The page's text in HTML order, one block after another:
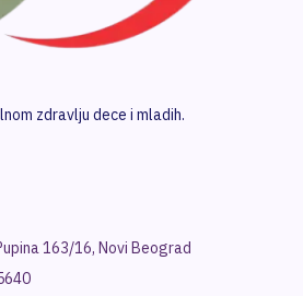
zdravlju dece i mladih.
163/16, Novi Beograd